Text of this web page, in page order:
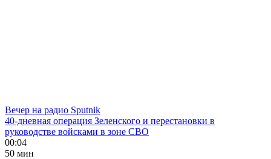
Вечер на радио Sputnik
40-дневная операция Зеленского и перестановки в
руководстве войсками в зоне СВО
00:04
50 мин